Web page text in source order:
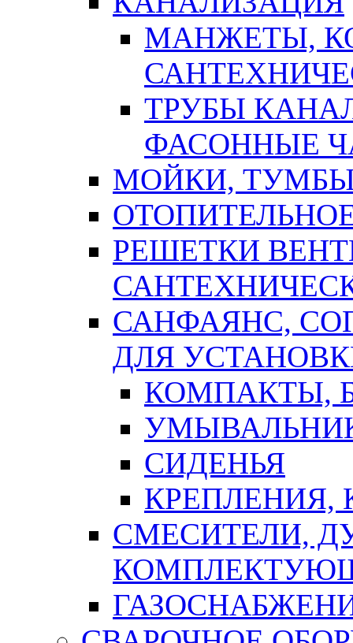
МАНЖЕТЫ,
ТРУБЫ
ФАСОННЫЕ
МОЙКИ,
РЕШЕТКИ
САНФАЯНС,
ДЛЯ
КОМПАКТЫ,
СИДЕНЬЯ
СМЕСИТЕЛИ,